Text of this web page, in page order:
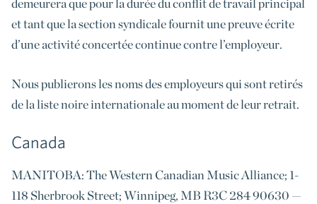
demeurera que pour la durée du conflit de travail principal
et tant que la section syndicale fournit une preuve écrite
d’une activité concertée continue contre l’employeur.
Nous publierons les noms des employeurs qui sont retirés
de la liste noire internationale au moment de leur retrait.
Canada
MANITOBA: The Western Canadian Music Alliance; 1-
118 Sherbrook Street; Winnipeg, MB R3C 284 90630 —